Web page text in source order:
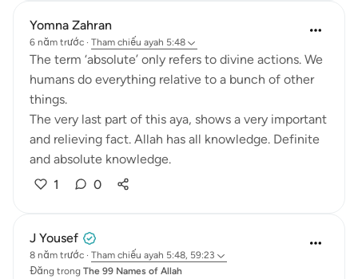
Yomna Zahran
6 năm trước · Tham chiếu ayah 5:48
The term ‘absolute’ only refers to divine actions. We
humans do everything relative to a bunch of other
things.
The very last part of this aya, shows a very important
and relieving fact. Allah has all knowledge. Definite
and absolute knowledge.
1
0
J Yousef
8 năm trước · Tham chiếu ayah 5:48, 59:23
Đăng trong The 99 Names of Allah